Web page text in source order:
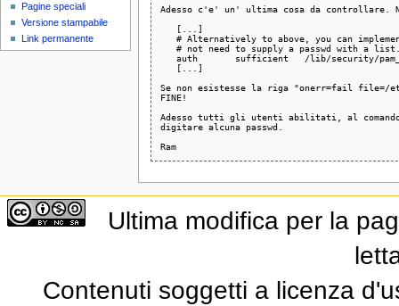
Adesso c'e' un' ultima cosa da controllare.
   [...]
# Alternatively to above, you can
# not need to supply a passwd with a
auth       sufficient   /lib/security/
   [...]
Se non esistesse la riga "onerr=fail file=/
FINE!
Adesso tutti gli utenti abilitati, al
digitare alcuna passwd.
Ram
Pagine speciali
Versione stampabile
Link permanente
Ultima modifica per la
Contenuti soggetti a licenza